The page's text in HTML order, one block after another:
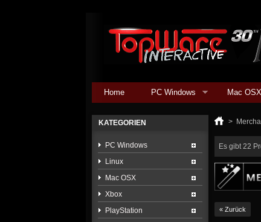
Home PC Windows Mac OSX
KATEGORIEN
PC Windows
Linux
Mac OSX
Xbox
PlayStation
>
Es gibt 22
« Zurück